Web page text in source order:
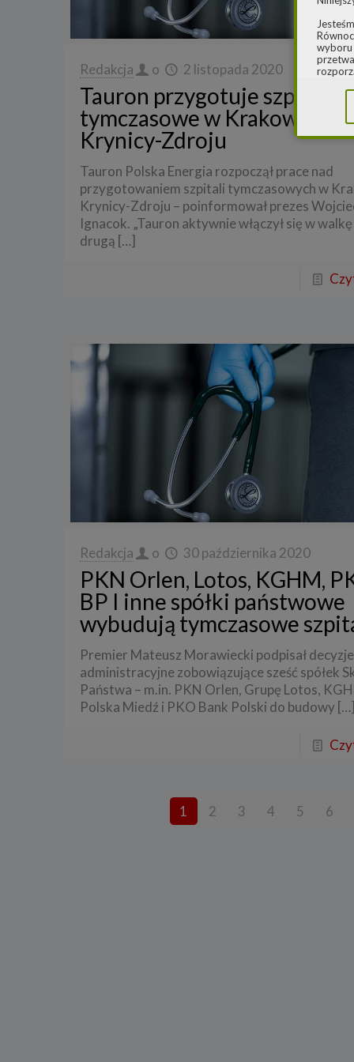
Redakcja o 2 listopada 2020
Tauron przygotuje szpitale
tymczasowe w Krakowie i
Krynicy-Zdroju
Tauron Polska Energia rozpoczął prace nad
przygotowaniem szpitali tymczasowych w
Krynicy-Zdroju – poinformował prezes
Ignacok. „Tauron aktywnie włączył się w walkę
drugą […]
Redakcja o 30 października 2020
PKN Orlen, Lotos, KGHM,
BP I inne spółki państwowe
wybudują tymczasowe
Premier Mateusz Morawiecki podpisał decyzje
administracyjne zobowiązujące sześć spółek
Państwa – m.in. PKN Orlen, Grupę Lotos,
Polska Miedź i PKO Bank Polski do budowy […]
1 2 3 4 5 6
wyboru
2.
ul.
W
stron i
swoje
b)
oraz
c)
5.
w tych